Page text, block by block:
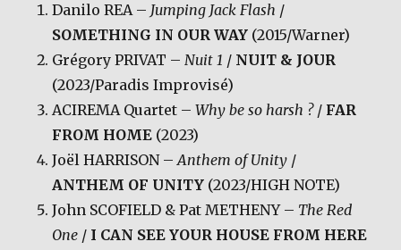
Danilo REA – Jumping Jack Flash /
SOMETHING IN OUR WAY (2015/Warner)
Grégory PRIVAT –Nuit 1 / NUIT & JOUR
(2023/Paradis Improvisé)
ACIREMA Quartet –Why be so harsh ?/ FAR
FROM HOME (2023)
Joël HARRISON –Anthem of Unity /
ANTHEM OF UNITY (2023/HIGH NOTE)
John SCOFIELD & Pat METHENY – The Red
One / I CAN SEE YOUR HOUSE FROM HERE